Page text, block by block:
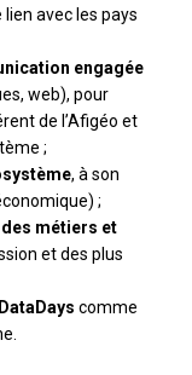
avec les pays
engagée
web), pour
de l’Afigéo et
;
, à son
;
métiers et
et des plus
comme